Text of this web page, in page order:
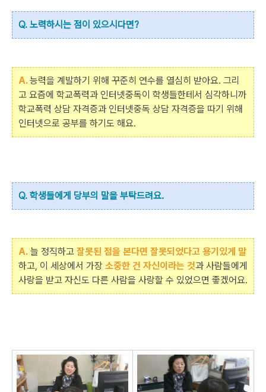
Q. 노력하시는 점이 있으시다면?
A.능력을 계발하기 위해 꾸준히 연수를 열심히 받아요. 그리
고 요즘에 학교폭력과 인터넷중독이 학생들한테서 심각하니까
학교폭력 상담 자격증과 인터넷중독 상담 자격증을 따기 위해
인터넷으로 공부를 하기도 해요.
Q. 학생들에게 당부의 말을 부탁드려요.
A. 늘 정직하고 잘못된 점을 본다면 잘못되었다고 용기있게 말
하고, 이 세상에서 가장 소중한 건 자신이라는 것과 사람들에게
사랑을 받고 자신도 다른 사람을 사랑할 수 있었으면 좋겠어요.